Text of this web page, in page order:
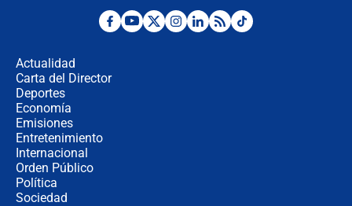
¿Por qué De la Espriella gobernará
Actualidad
Carta del Director
Deportes
Economía
Emisiones
Entretenimiento
Internacional
Orden Público
Política
Sociedad